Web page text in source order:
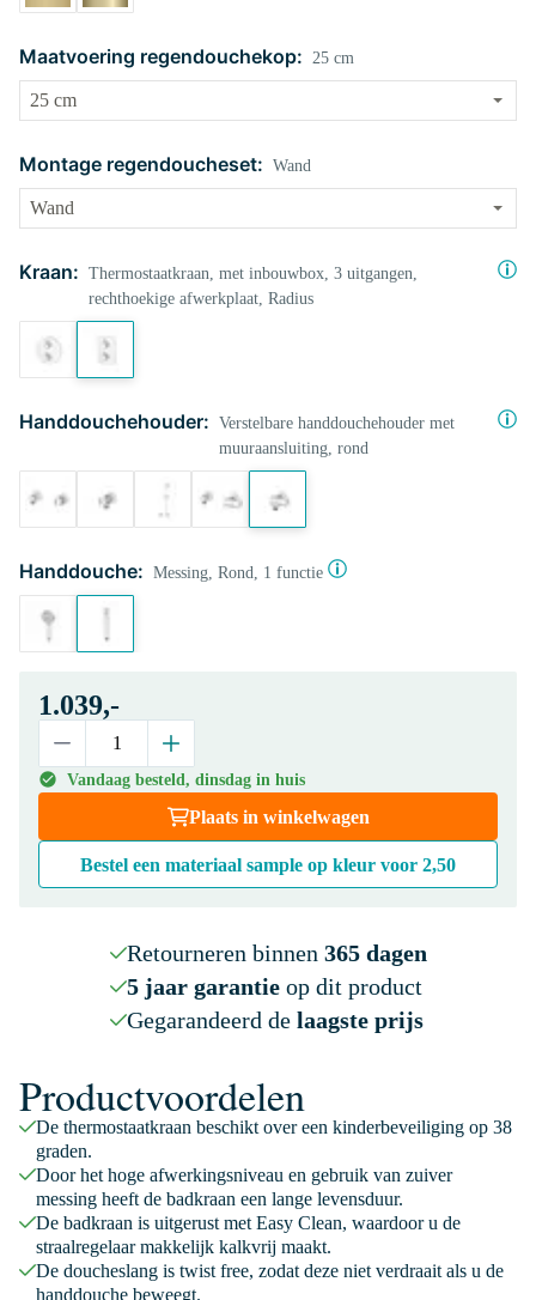
Maatvoering regendouchekop: 25 cm
Montage regendoucheset: Wand
Kraan: Thermostaatkraan, met inbouwbox, 3 uitgangen,
rechthoekige afwerkplaat, Radius
Handdouchehouder: Verstelbare handdouchehouder met
muuraansluiting, rond
Handdouche: Messing, Rond, 1 functie
1.039,-
Vandaag besteld, dinsdag in huis
Plaats in winkelwagen
Bestel een materiaal sample op kleur voor 2,50
Retourneren binnen 365 dagen
5 jaar garantieop dit product
Gegarandeerd de laagste prijs
Productvoordelen
De thermostaatkraan beschikt over een kinderbeveiliging op 38
graden.
Door het hoge afwerkingsniveau en gebruik van zuiver
messing heeft de badkraan een lange levensduur.
De badkraan is uitgerust met Easy Clean, waardoor u de
straalregelaar makkelijk kalkvrij maakt.
De doucheslang is twist free, zodat deze niet verdraait als u de
handdouche beweegt.